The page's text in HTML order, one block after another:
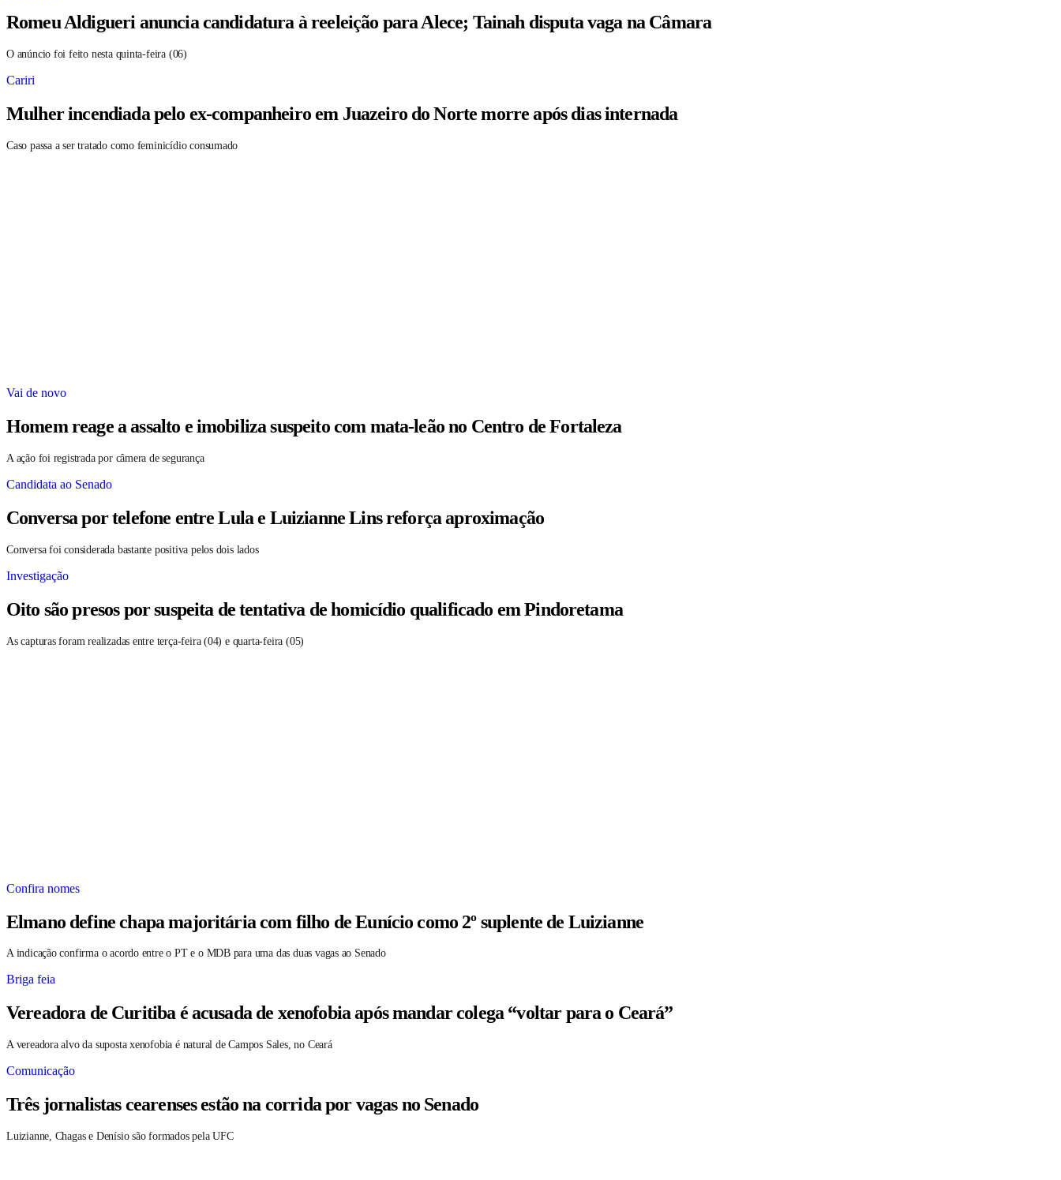
Romeu Aldigueri anuncia candidatura à reeleição para Alece; Tainah disputa vaga na Câmara
O anúncio foi feito nesta quinta-feira (06)
Cariri
Mulher incendiada pelo ex-companheiro em Juazeiro do Norte morre após dias internada
Caso passa a ser tratado como feminicídio consumado
Vai de novo
Homem reage a assalto e imobiliza suspeito com mata-leão no Centro de Fortaleza
A ação foi registrada por câmera de segurança
Candidata ao Senado
Conversa por telefone entre Lula e Luizianne Lins reforça aproximação
Conversa foi considerada bastante positiva pelos dois lados
Investigação
Oito são presos por suspeita de tentativa de homicídio qualificado em Pindoretama
As capturas foram realizadas entre terça-feira (04) e quarta-feira (05)
Confira nomes
Elmano define chapa majoritária com filho de Eunício como 2º suplente de Luizianne
A indicação confirma o acordo entre o PT e o MDB para uma das duas vagas ao Senado
Briga feia
Vereadora de Curitiba é acusada de xenofobia após mandar colega “voltar para o Ceará”
A vereadora alvo da suposta xenofobia é natural de Campos Sales, no Ceará
Comunicação
Três jornalistas cearenses estão na corrida por vagas no Senado
Luizianne, Chagas e Denísio são formados pela UFC